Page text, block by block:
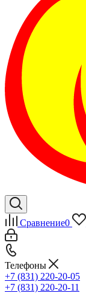
Сравнение0
Телефоны
+7 (831) 220-20-05
+7 (831) 220-20-11